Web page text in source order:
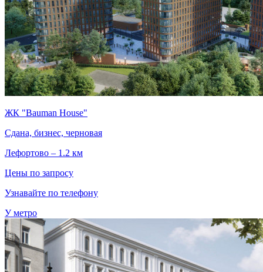
ЖК "Bauman House"
Сдана, бизнес, черновая
Лефортово – 1.2 км
Цены по запросу
Узнавайте по телефону
У метро